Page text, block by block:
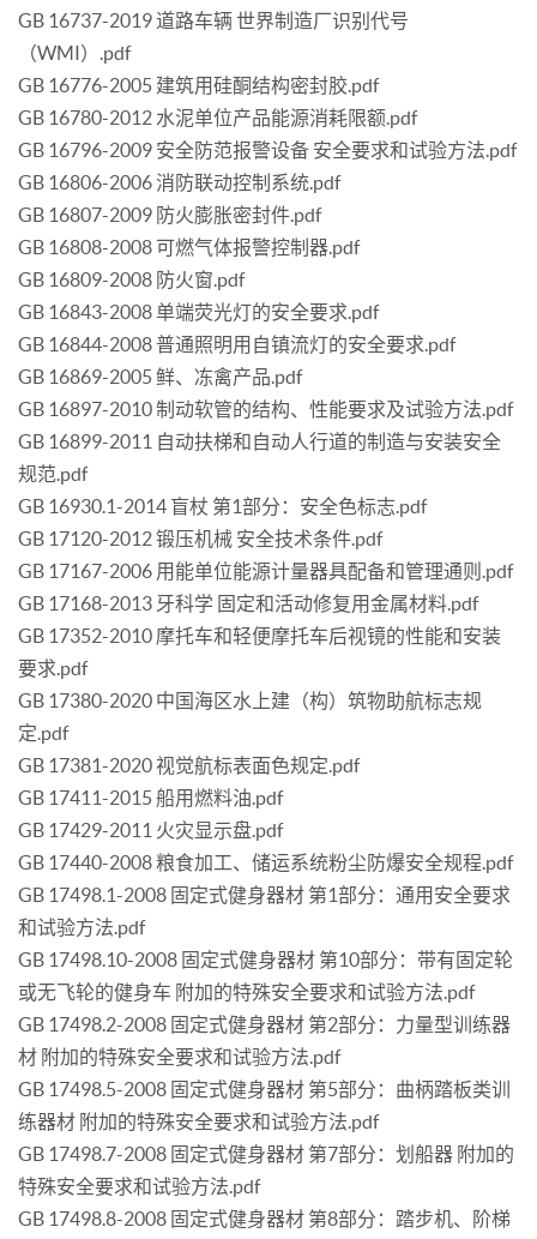
GB 16737-2019 道路车辆 世界制造厂识别代号
（WMI）.pdf
GB 16776-2005 建筑用硅酮结构密封胶.pdf
GB 16780-2012 水泥单位产品能源消耗限额.pdf
GB 16796-2009 安全防范报警设备 安全要求和试验方法.pdf
GB 16806-2006 消防联动控制系统.pdf
GB 16807-2009 防火膨胀密封件.pdf
GB 16808-2008 可燃气体报警控制器.pdf
GB 16809-2008 防火窗.pdf
GB 16843-2008 单端荧光灯的安全要求.pdf
GB 16844-2008 普通照明用自镇流灯的安全要求.pdf
GB 16869-2005 鲜、冻禽产品.pdf
GB 16897-2010 制动软管的结构、性能要求及试验方法.pdf
GB 16899-2011 自动扶梯和自动人行道的制造与安装安全
规范.pdf
GB 16930.1-2014 盲杖 第1部分：安全色标志.pdf
GB 17120-2012 锻压机械 安全技术条件.pdf
GB 17167-2006 用能单位能源计量器具配备和管理通则.pdf
GB 17168-2013 牙科学 固定和活动修复用金属材料.pdf
GB 17352-2010 摩托车和轻便摩托车后视镜的性能和安装
要求.pdf
GB 17380-2020 中国海区水上建（构）筑物助航标志规
定.pdf
GB 17381-2020 视觉航标表面色规定.pdf
GB 17411-2015 船用燃料油.pdf
GB 17429-2011 火灾显示盘.pdf
GB 17440-2008 粮食加工、储运系统粉尘防爆安全规程.pdf
GB 17498.1-2008 固定式健身器材 第1部分：通用安全要求
和试验方法.pdf
GB 17498.10-2008 固定式健身器材 第10部分：带有固定轮
或无飞轮的健身车 附加的特殊安全要求和试验方法.pdf
GB 17498.2-2008 固定式健身器材 第2部分：力量型训练器
材 附加的特殊安全要求和试验方法.pdf
GB 17498.5-2008 固定式健身器材 第5部分：曲柄踏板类训
练器材 附加的特殊安全要求和试验方法.pdf
GB 17498.7-2008 固定式健身器材 第7部分：划船器 附加的
特殊安全要求和试验方法.pdf
GB 17498.8-2008 固定式健身器材 第8部分：踏步机、阶梯